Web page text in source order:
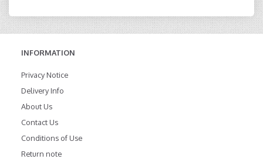
INFORMATION
Privacy Notice
Delivery Info
About Us
Contact Us
Conditions of Use
Return note